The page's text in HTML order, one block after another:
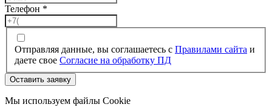
Телефон *
Отправляя данные, вы соглашаетесь с Правилами сайта и
даете свое Согласие на обработку ПД
Оставить заявку
Мы используем файлы Cookie